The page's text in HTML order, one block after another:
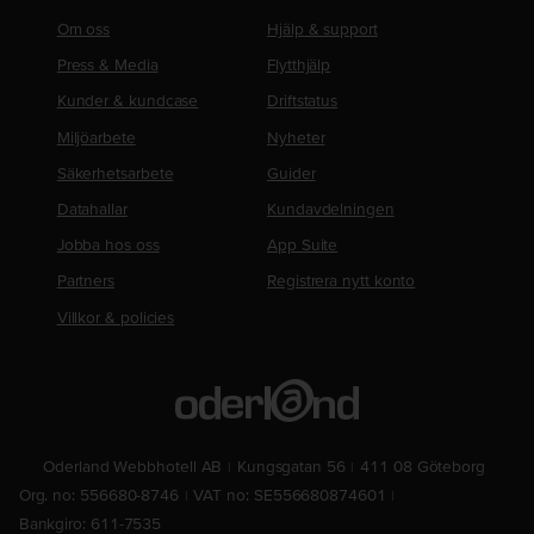
Om oss
Press & Media
Kunder & kundcase
Miljöarbete
Säkerhetsarbete
Datahallar
Jobba hos oss
Partners
Villkor & policies
Hjälp & support
Flytthjälp
Driftstatus
Nyheter
Guider
Kundavdelningen
App Suite
Registrera nytt konto
Oderland Webbhotell AB Kungsgatan 56
411 08 Göteborg
Org. no: 556680-8746
VAT no: SE556680874601
Bankgiro: 611-7535